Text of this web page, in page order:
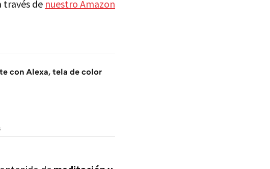
través de nuestro Amazon
con Alexa, tela de color